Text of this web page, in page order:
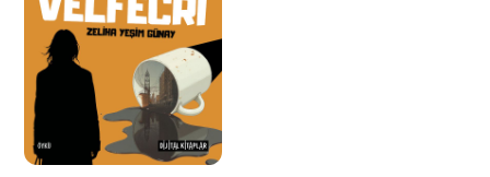
İncele